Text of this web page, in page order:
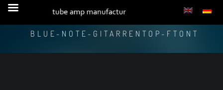
BLUE-NOTE-GITARRENTOP-FTONT